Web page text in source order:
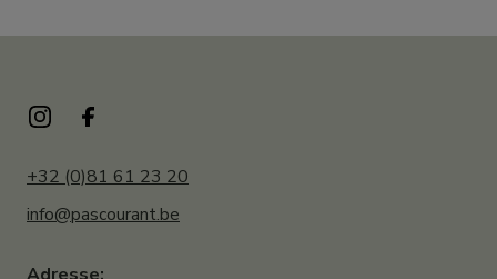
+32 (0)81 61 23 20
info@pascourant.be